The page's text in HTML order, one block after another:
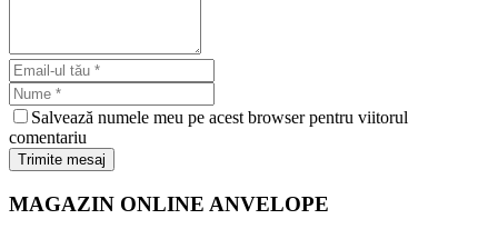
Salvează numele meu pe acest browser pentru viitorul
comentariu
Trimite mesaj
MAGAZIN ONLINE ANVELOPE